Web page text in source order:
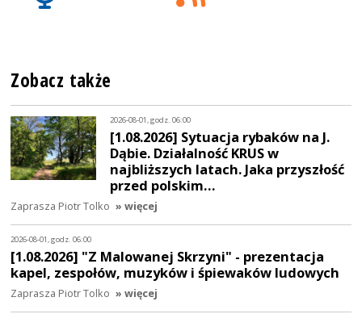
Zobacz także
2026-08-01, godz. 06:00
[1.08.2026] Sytuacja rybaków na J.
Dąbie. Działalność KRUS w
najbliższych latach. Jaka przyszłość
przed polskim…
Zaprasza Piotr Tolko » więcej
2026-08-01, godz. 06:00
[1.08.2026] "Z Malowanej Skrzyni" - prezentacja
kapel, zespołów, muzyków i śpiewaków ludowych
Zaprasza Piotr Tolko » więcej